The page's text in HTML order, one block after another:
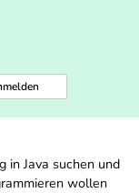
in Java suchen und
wollen